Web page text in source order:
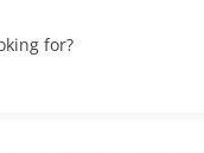
for?